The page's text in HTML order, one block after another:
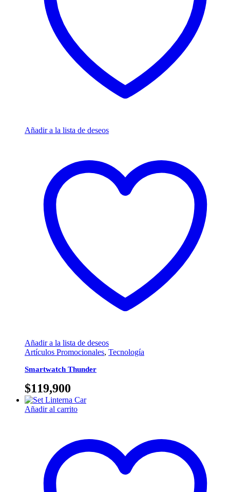
Añadir a la lista de deseos
Añadir a la lista de deseos
Artículos Promocionales, Tecnología
Smartwatch Thunder
$119,900
Añadir al carrito